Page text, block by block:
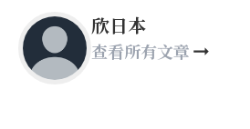
欣日本
查看所有文章